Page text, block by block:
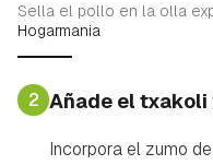
Sella el pollo en la olla
Hogarmania
2 Añade el txakoli
Incorpora el zumo